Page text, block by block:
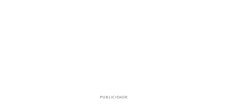
PUBLICIDADE